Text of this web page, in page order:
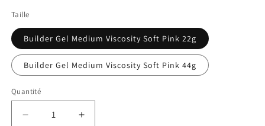
Taille
Builder Gel Medium Viscosity Soft Pink 22g
Builder Gel Medium Viscosity Soft Pink 44g
Quantité
Réduire
Augmenter